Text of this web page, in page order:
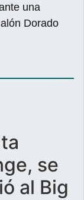
una
Dorado
se
al Big